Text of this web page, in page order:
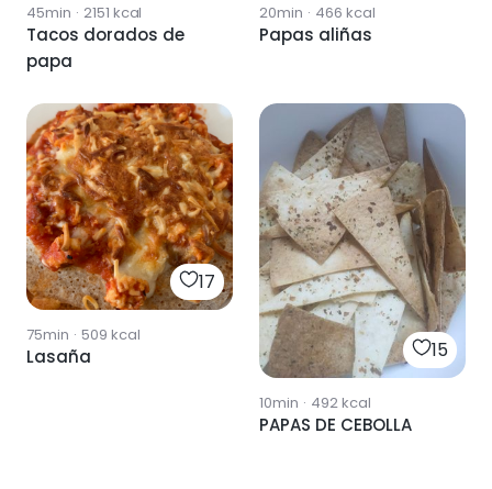
45min · 2151 kcal
Tacos dorados de
papa
20min · 466 kcal
Papas aliñas
17
75min · 509 kcal
Lasaña 15
10min · 492kcal
PAPAS DE CEBOLLA